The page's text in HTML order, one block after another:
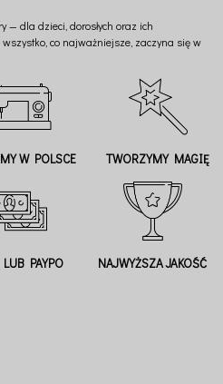
— dla dzieci, dorosłych oraz ich
wszystko, co najważniejsze, zaczyna się w
W POLSCE TWORZYMY MAGIĘ
LUB PAYPO NAJWYŻSZA JAKOŚĆ